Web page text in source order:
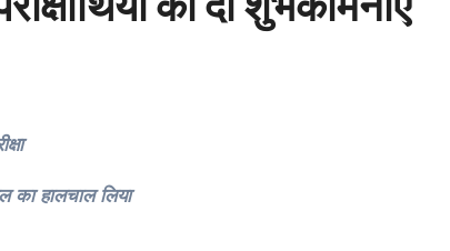
का हालचाल लिया